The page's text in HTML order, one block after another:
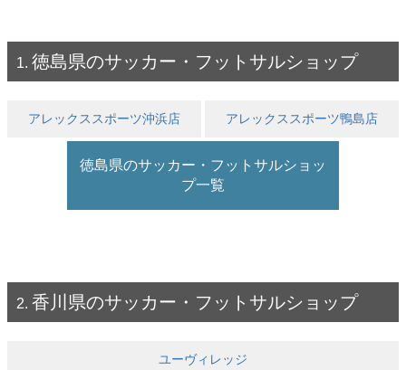
徳島県のサッカー・フットサルショップ
アレックススポーツ沖浜店 アレックススポーツ鴨島店
徳島県のサッカー・フットサルショッ
プ一覧
香川県のサッカー・フットサルショップ
ユーヴィレッジ